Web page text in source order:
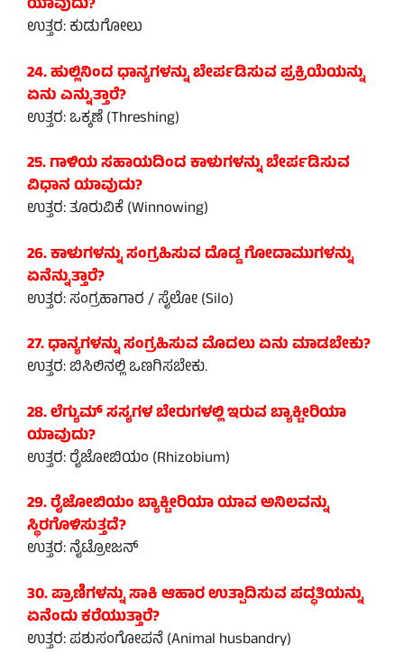
ಯಾವುದು?
ಉತ್ತರ: ಕುಡುಗೋಲು
24. ಹುಲ್ಲಿನಿಂದ ಧಾನ್ಯಗಳನ್ನು ಬೇರ್ಪಡಿಸುವ ಪ್ರಕ್ರಿಯೆಯನ್ನು
ಏನು ಎನ್ನುತ್ತಾರೆ?
ಉತ್ತರ: ಒಕ್ಕಣೆ (Threshing)
25. ಗಾಳಿಯ ಸಹಾಯದಿಂದ ಕಾಳುಗಳನ್ನು ಬೇರ್ಪಡಿಸುವ
ವಿಧಾನ ಯಾವುದು?
ಉತ್ತರ: ತೂರುವಿಕೆ (Winnowing)
26. ಕಾಳುಗಳನ್ನು ಸಂಗ್ರಹಿಸುವ ದೊಡ್ಡ ಗೋದಾಮುಗಳನ್ನು
ಏನೆನ್ನುತ್ತಾರೆ?
ಉತ್ತರ: ಸಂಗ್ರಹಾಗಾರ / ಸೈಲೋ (Silo)
27. ಧಾನ್ಯಗಳನ್ನು ಸಂಗ್ರಹಿಸುವ ಮೊದಲು ಏನು ಮಾಡಬೇಕು?
ಉತ್ತರ: ಬಿಸಿಲಿನಲ್ಲಿ ಒಣಗಿಸಬೇಕು.
28. ಲೆಗ್ಯುಮ್ ಸಸ್ಯಗಳ ಬೇರುಗಳಲ್ಲಿ ಇರುವ ಬ್ಯಾಕ್ಟೀರಿಯಾ
ಯಾವುದು?
ಉತ್ತರ: ರೈಜೋಬಿಯಂ (Rhizobium)
29. ರೈಜೋಬಿಯಂ ಬ್ಯಾಕ್ಟೀರಿಯಾ ಯಾವ ಅನಿಲವನ್ನು
ಸ್ಥಿರಗೊಳಿಸುತ್ತದೆ?
ಉತ್ತರ: ನೈಟ್ರೋಜನ್
30. ಪ್ರಾಣಿಗಳನ್ನು ಸಾಕಿ ಆಹಾರ ಉತ್ಪಾದಿಸುವ ಪದ್ಧತಿಯನ್ನು
ಏನೆಂದು ಕರೆಯುತ್ತಾರೆ?
ಉತ್ತರ: ಪಶುಸಂಗೋಪನೆ (Animal husbandry)